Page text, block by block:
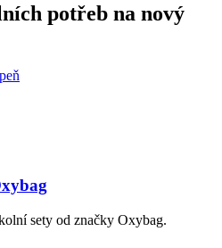
potřeb na nový
sety od značky Oxybag.